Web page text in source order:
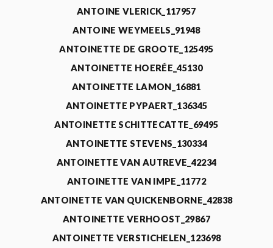
ANTOINE VLERICK_117957
ANTOINE WEYMEELS_91948
ANTOINETTE DE GROOTE_125495
ANTOINETTE HOERÉE_45130
ANTOINETTE LAMON_16881
ANTOINETTE PYPAERT_136345
ANTOINETTE SCHITTECATTE_69495
ANTOINETTE STEVENS_130334
ANTOINETTE VAN AUTREVE_42234
ANTOINETTE VAN IMPE_11772
ANTOINETTE VAN QUICKENBORNE_42838
ANTOINETTE VERHOOST_29867
ANTOINETTE VERSTICHELEN_123698